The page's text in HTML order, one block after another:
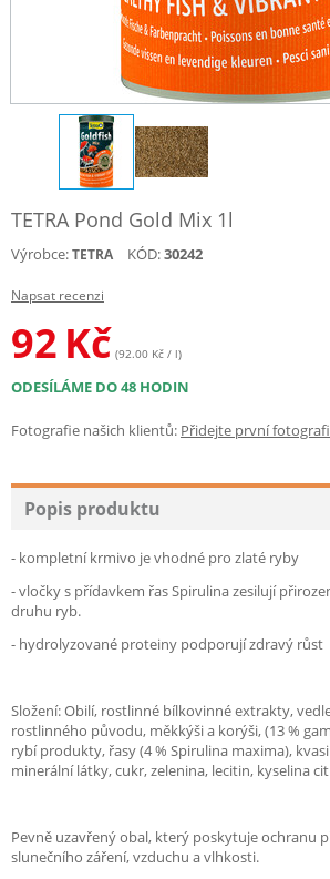
TETRA Pond Gold Mix 1l
Výrobce:TETRA KÓD:30242
Napsat recenzi
92 Kč (92.00 Kč / l)
ODESÍLÁME DO 48 HODIN
Fotografie našich klientů: Přidejte první
Popis produktu
- kompletní krmivo je vhodné pro zlaté ryby
- vločky s přídavkem řas Spirulina zesilují
druhu ryb.
- hydrolyzované proteiny podporují zdravý růst
Složení: Obilí, rostlinné bílkovinné extrakty,
rostlinného původu, měkkýši a korýši, (13 %
rybí produkty, řasy (4 % Spirulina maxima),
minerální látky, cukr, zelenina, lecitin, kyselina
Pevně uzavřený obal, který poskytuje ochranu
slunečního záření, vzduchu a vlhkosti.